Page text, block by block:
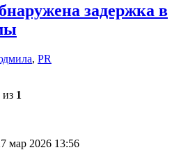
задержка в
, PR
из 1
мар 2026 13:56